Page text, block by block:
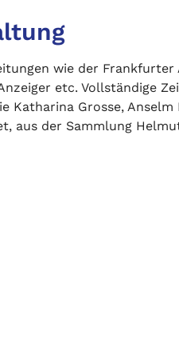
wie der
etc. Vollständige
Katharina Grosse, Anselm
aus der Sammlung